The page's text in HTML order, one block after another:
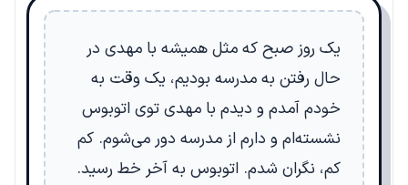
یک روز صبح که مثل همیشه با مهدی در
حال رفتن به مدرسه بودیم، یک وقت به
خودم آمدم و دیدم با مهدی توی اتوبوس
نشسته‌ام و دارم از مدرسه دور می‌شوم. کم
کم، نگران شدم. اتوبوس به آخر خط رسید.